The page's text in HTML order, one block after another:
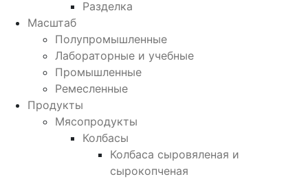
Разделка
Масштаб
Полупромышленные
Лабораторные и учебные
Промышленные
Ремесленные
Продукты
Мясопродукты
Колбасы
Колбаса сыровяленая и
сырокопченая